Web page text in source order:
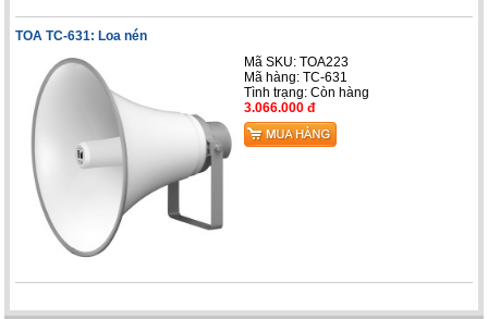
TOA TC-631: Loa nén
Mã SKU: TOA223
Mã hàng: TC-631
Tình trạng: Còn hàng
3.066.000 đ